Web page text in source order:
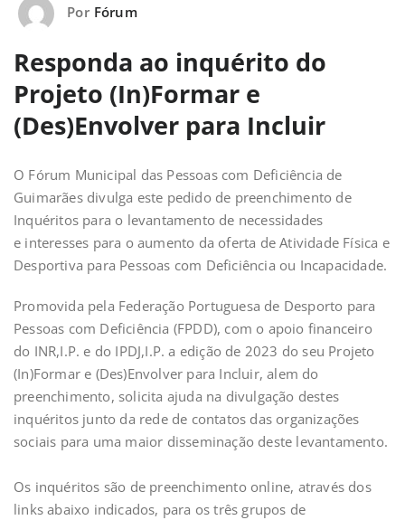
Por Fórum
Responda ao inquérito do
Projeto (In)Formar e
(Des)Envolver para Incluir
O Fórum Municipal das Pessoas com Deficiência de
Guimarães divulga este pedido de preenchimento de
Inquéritos para o levantamento de necessidades
e interesses para o aumento da oferta de Atividade Física e
Desportiva para Pessoas com Deficiência ou Incapacidade.
Promovida pela Federação Portuguesa de Desporto para
Pessoas com Deficiência (FPDD), com o apoio financeiro
do INR,I.P. e do IPDJ,I.P. a edição de 2023 do seu Projeto
(In)Formar e (Des)Envolver para Incluir, alem do
preenchimento, solicita ajuda na divulgação destes
inquéritos junto da rede de contatos das organizações
sociais para uma maior disseminação deste levantamento.
Os inquéritos são de preenchimento online, através dos
links abaixo indicados, para os três grupos de